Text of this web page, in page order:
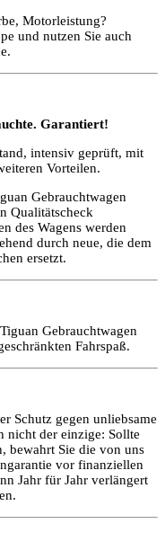
Motorleistung?
und nutzen Sie auch
Garantiert!
intensiv geprüft, mit
Vorteilen.
Gebrauchtwagen
Qualitätscheck
des Wagens werden
durch neue, die dem
ersetzt.
Gebrauchtwagen
Fahrspaß.
Schutz gegen unliebsame
nicht der einzige: Sollte
bewahrt Sie die von uns
vor finanziellen
Jahr für Jahr verlängert